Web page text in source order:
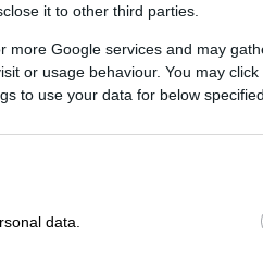
it to other third parties.
more Google services and may
or usage behaviour. You may
to use your data for below
data.
πρόωρων
Ματέο
(το
που είναι βέβαιο
για τη χώρα»,
«είναι βέβαιο ότι